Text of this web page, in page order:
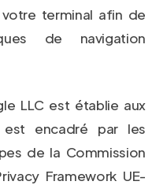
terminal afin de
de navigation
LLC est établie aux
est encadré par les
de la Commission
Framework UE-